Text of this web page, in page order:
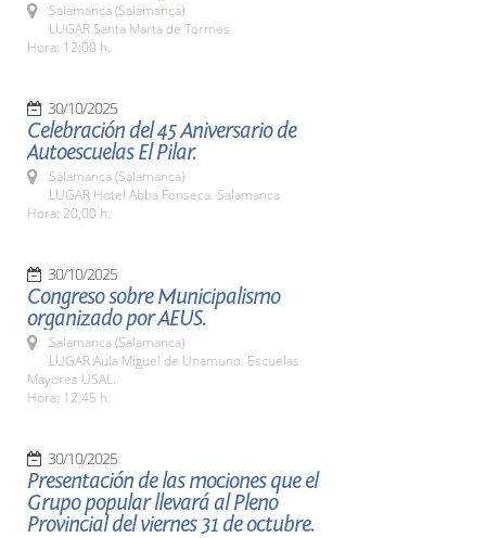
Salamanca (Salamanca)
LUGAR Santa Marta de Tormes
Hora: 12:00 h.
30/10/2025
Celebración del 45 Aniversario de
Autoescuelas El Pilar.
Salamanca (Salamanca)
LUGAR Hotel Abba Fonseca. Salamanca
Hora: 20,00 h.
30/10/2025
Congreso sobre Municipalismo
organizado por AEUS.
Salamanca (Salamanca)
LUGAR Aula Miguel de Unamuno. Escuelas
Mayores USAL.
Hora: 12,45 h.
30/10/2025
Presentación de las mociones que el
Grupo popular llevará al Pleno
Provincial del viernes 31 de octubre.